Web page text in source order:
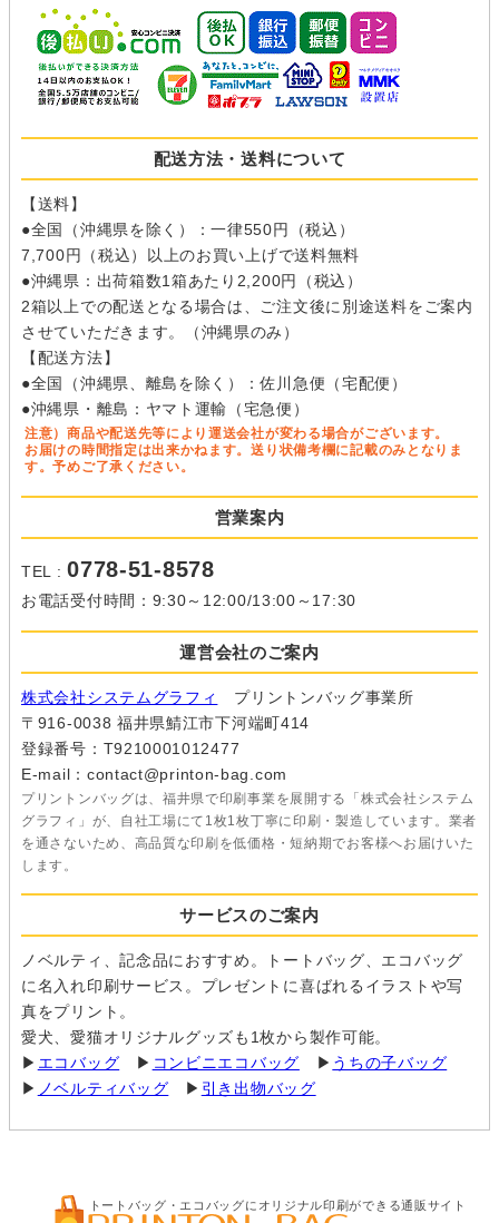
配送方法・送料について
【送料】
●全国（沖縄県を除く）：一律550円（税込）
7,700円（税込）以上のお買い上げで送料無料
●沖縄県：出荷箱数1箱あたり2,200円（税込）
2箱以上での配送となる場合は、ご注文後に別途送料をご案内
させていただきます。（沖縄県のみ）
【配送方法】
●全国（沖縄県、離島を除く）：佐川急便（宅配便）
●沖縄県・離島：ヤマト運輸（宅急便）
注意）商品や配送先等により運送会社が変わる場合がございます。
お届けの時間指定は出来かねます。送り状備考欄に記載のみとなりま
す。予めご了承ください。
営業案内
TEL :0778-51-8578
お電話受付時間：9:30～12:00/13:00～17:30
運営会社のご案内
株式会社システムグラフィ
プリントンバッグ事業所
〒916-0038 福井県鯖江市下河端町414
登録番号：T9210001012477
E-mail：contact@printon-bag.com
プリントンバッグは、福井県で印刷事業を展開する「株式会社システム
グラフィ」が、自社工場にて1枚1枚丁寧に印刷・製造しています。業者
を通さないため、高品質な印刷を低価格・短納期でお客様へお届けいた
します。
サービスのご案内
ノベルティ、記念品におすすめ。トートバッグ、エコバッグ
に名入れ印刷サービス。プレゼントに喜ばれるイラストや写
真をプリント。
愛犬、愛猫オリジナルグッズも1枚から製作可能。
▶ エコバッグ ▶ コンビニエコバッグ ▶ うちの子バッグ
▶ ノベルティバッグ ▶ 引き出物バッグ
トートバッグ・エコバッグにオリジナル印刷ができる通販サイト